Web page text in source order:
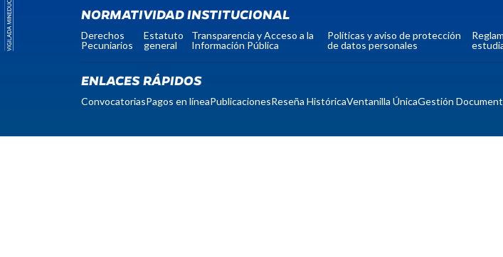
NORMATIVIDAD INSTITUCIONAL
Derechos
Pecuniarios
Estatuto
general
Transparencia y Acceso a la
Información Pública
Políticas y aviso de protección
de datos personales
ENLACES RÁPIDOS
ConvocatoriasPagos en líneaPublicacionesReseña HistóricaVentanilla ÚnicaGestión